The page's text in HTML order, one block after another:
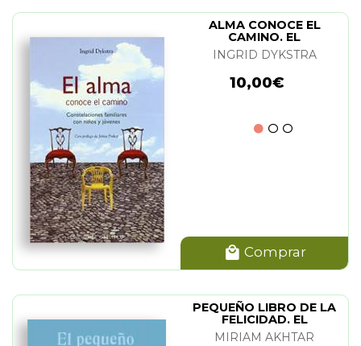
ALMA CONOCE EL
CAMINO. EL
INGRID DYKSTRA
10,00€
Comprar
PEQUEÑO LIBRO DE LA
FELICIDAD. EL
MIRIAM AKHTAR